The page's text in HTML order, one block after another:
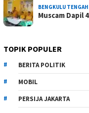
BENGKULU TENGAH
BERITA POLITIK
MOBIL
PERSIJA JAKARTA